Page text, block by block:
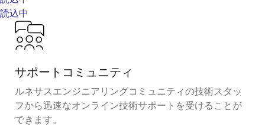
読込中
サポートコミュニティ
ルネサスエンジニアリングコミュニティの技術スタッ
フから迅速なオンライン技術サポートを受けることが
できます。